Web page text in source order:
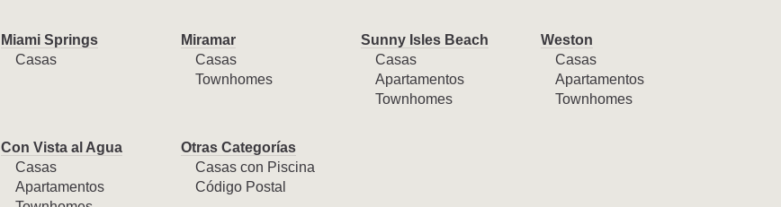
Miami Springs
Casas
Miramar
Casas
Townhomes
Sunny Isles Beach
Casas
Apartamentos
Townhomes
Weston
Casas
Apartamentos
Townhomes
Con Vista al Agua
Casas
Apartamentos
Otras Categorías
Casas con Piscina
Código Postal